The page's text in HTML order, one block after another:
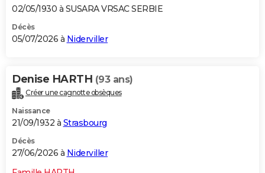
PHOTO
GUIDES D'ACHAT
CARTE DE VOEUX
Carte de Noël
Carte Bonne année
Carte Saint-Valentin
Carte Pâques
Carte d'anniversaire
DICTIONNAIRE
Dictionnaire
Biographies
Citations
Expressions
Proverbes
PROGRAMME TV
COPAINS D'AVANT
S'inscrire
Se connecter
Lycées
Collèges
Primaires
Universités
Entreprises
Service militaire
Avis de recherche
AVIS DE DÉCÈS
02/05/1930 à SUSARA VRSAC SERBIE
Décès
05/07/2026 à Niderviller
Denise HARTH (93 ans)
Créer une cagnotte obsèques
Naissance
21/09/1932 à Strasbourg
Décès
27/06/2026 à Niderviller